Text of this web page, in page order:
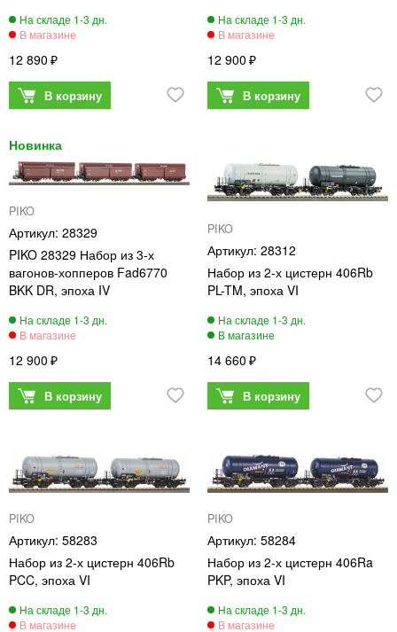
12 890 12 900
PIKO
28329
PIKO 28329 Набор из 3-х
вагонов-хопперов Fad6770
BKK DR, эпоха IV
12 900
PIKO
28312
Набор из 2-х цистерн 406Rb
PL-TM, эпоха VI
14 660
PIKO
58283
Набор из 2-х цистерн 406Rb
PCC, эпоха VI
PIKO
58284
Набор из 2-х цистерн 406Ra
PKP, эпоха VI